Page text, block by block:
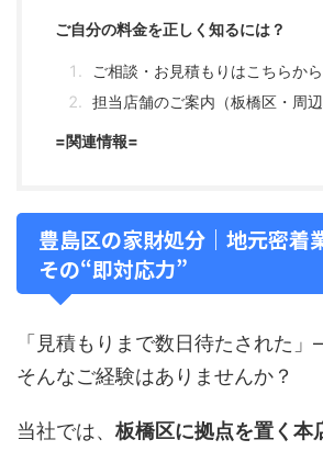
ご自分の料金を正しく知るには？
ご相談・お見積もりはこちらから
担当店舗のご案内（板橋区・周辺
=関連情報=
豊島区の家財処分｜地元密着
その“即対応力”
「見積もりまで数日待たされた
そんなご経験はありませんか？
当社では、板橋区に拠点を置く本